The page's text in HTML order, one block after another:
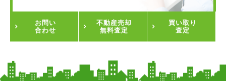
お問い
合わせ
不動産売却
無料査定
買い取り
査定